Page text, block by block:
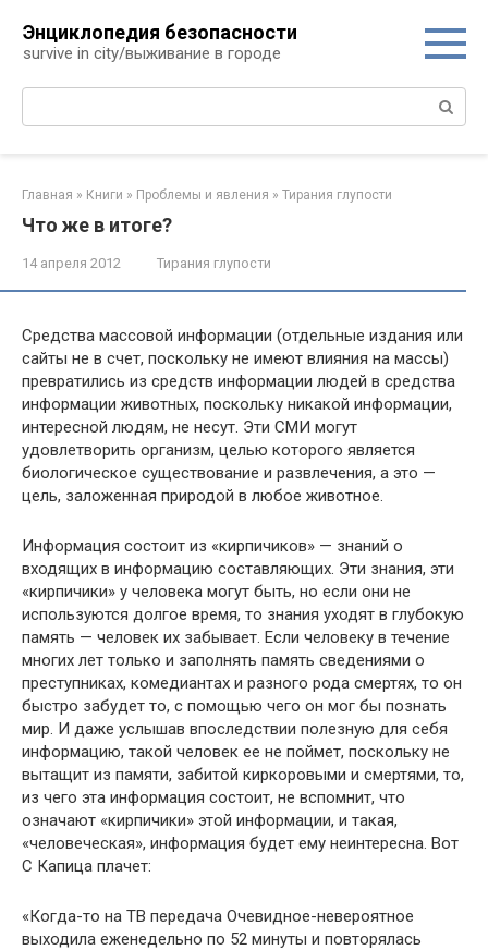
контенту
Энциклопедия безопасности
survive in city/выживание в городе
Поиск:
Главная » Книги » Проблемы и явления » Тирания глупости
Что же в итоге?
14 апреля 2012 Тирания глупости
Средства массовой информации (отдельные издания или
сайты не в счет, поскольку не имеют влияния на массы)
превратились из средств информации людей в средства
информации животных, поскольку никакой информации,
интересной людям, не несут. Эти СМИ могут
удовлетворить организм, целью которого является
биологическое существование и развлечения, а это —
цель, зало­женная природой в любое животное.
Информация состоит из «кирпичиков» — знаний о
входящих в информацию составляющих. Эти знания, эти
«кирпичики» у че­ловека могут быть, но если они не
используются долгое время, то знания уходят в глубокую
память — человек их забывает. Если человеку в течение
многих лет только и заполнять память сведе­ниями о
преступниках, комедиантах и разного рода смертях, то он
быстро забудет то, с помощью чего он мог бы познать
мир. И даже услышав впоследствии полезную для себя
информацию, такой человек ее не поймет, поскольку не
вытащит из памяти, забитой киркоровыми и смертями, то,
из чего эта информация состоит, не вспомнит, что
означают «кирпичики» этой информации, и такая,
«человеческая», информация будет ему неинтересна. Вот
С Капица плачет:
«Когда-то на ТВ передача Очевидное-невероятное
выходила еже­недельно по 52 минуты и повторялась